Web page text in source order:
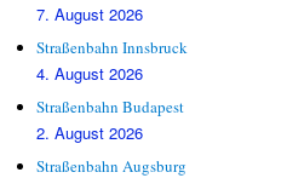
7. August 2026
Straßenbahn Innsbruck
4. August 2026
Straßenbahn Budapest
2. August 2026
Straßenbahn Augsburg